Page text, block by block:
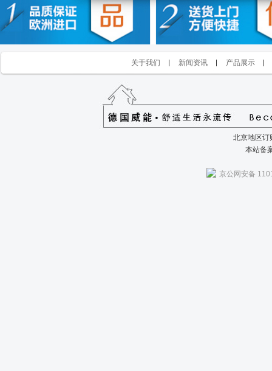
关于我们 新闻资讯 产品展示
北京地区
本站备
京公网安备